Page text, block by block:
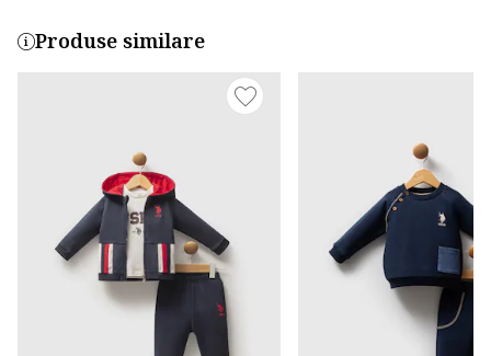
Produse similare